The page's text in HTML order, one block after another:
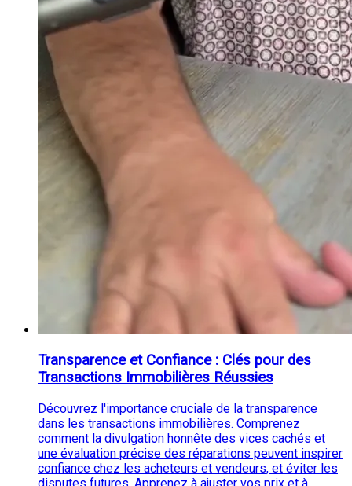
Transparence et Confiance : Clés pour des
Transactions Immobilières Réussies
Découvrez l'importance cruciale de la transparence
dans les transactions immobilières. Comprenez
comment la divulgation honnête des vices cachés et
une évaluation précise des réparations peuvent inspirer
confiance chez les acheteurs et vendeurs, et éviter les